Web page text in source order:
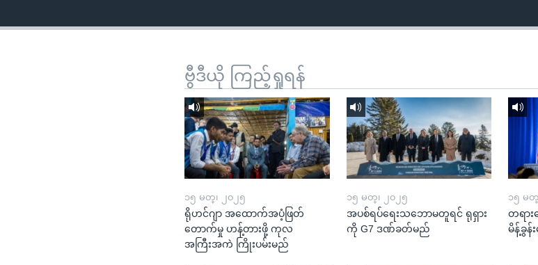
ကျော်
ဗွီဒီယို ကြည့်ရှုရန်
၁၅ မတ္၊ ၂၀၂၅
ရိုဟင်ဂျာ အထောက်အပံ့ဖြတ်
တောက်မှု ဟန့်တားဖို့ ကုလ
အကြီးအကဲ ကြိုးပမ်းမည်
၁၅ မတ္၊ ၂၀၂၅
အပစ်ရပ်ရေးသဘောမတူရင် ရုရှား
ကို G7 ဒဏ်ခတ်မည်
၁၅ မတ္
တရား
မိန့်ခွန်း